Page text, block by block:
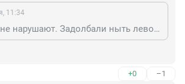
11:34
Ничего они не нарушают. Задолбали ныть левозащитнеги
+0 –1